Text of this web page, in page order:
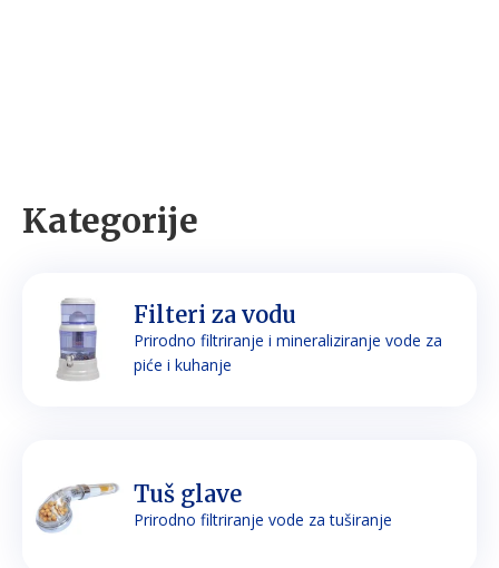
Kategorije
Filteri za vodu
Prirodno filtriranje i mineraliziranje vode za
piće i kuhanje
Tuš glave
Prirodno filtriranje vode za tuširanje